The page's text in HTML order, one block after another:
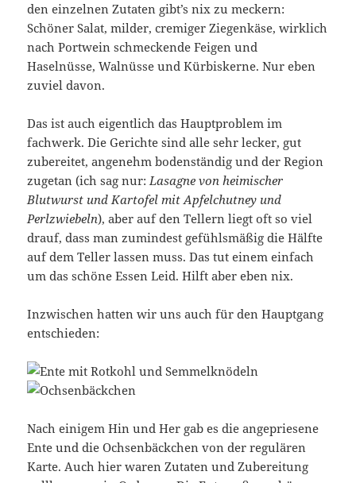
den einzelnen Zutaten gibt’s nix zu meckern:
Schöner Salat, milder, cremiger Ziegenkäse, wirklich
nach Portwein schmeckende Feigen und
Haselnüsse, Walnüsse und Kürbiskerne. Nur eben
zuviel davon.
Das ist auch eigentlich das Hauptproblem im
fachwerk. Die Gerichte sind alle sehr lecker, gut
zubereitet, angenehm bodenständig und der Region
zugetan (ich sag nur:Lasagne von heimischer
Blutwurst und Kartofel mit Apfelchutney und
Perlzwiebeln), aber auf den Tellern liegt oft so viel
drauf, dass man zumindest gefühlsmäßig die Hälfte
auf dem Teller lassen muss. Das tut einem einfach
um das schöne Essen Leid. Hilft aber eben nix.
Inzwischen hatten wir uns auch für den Hauptgang
entschieden:
Nach einigem Hin und Her gab es die angepriesene
Ente und die Ochsenbäckchen von der regulären
Karte. Auch hier waren Zutaten und Zubereitung